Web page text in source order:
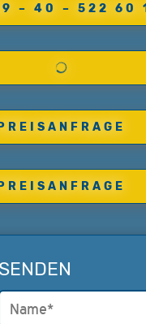
– 40 – 522 60
PREISANFRAGE
PREISANFRAGE